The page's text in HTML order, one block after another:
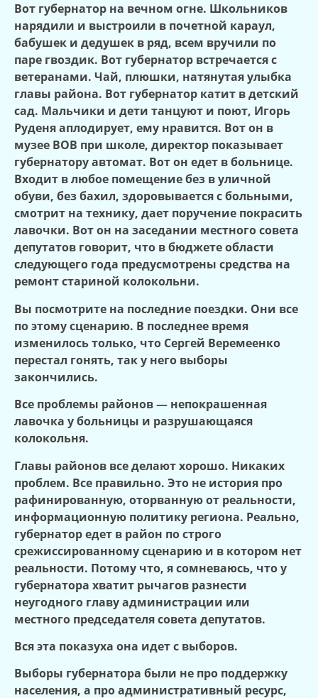
Вот губернатор на вечном огне. Школьников
нарядили и выстроили в почетной караул,
бабушек и дедушек в ряд, всем вручили по
паре гвоздик. Вот губернатор встречается с
ветеранами. Чай, плюшки, натянутая улыбка
главы района. Вот губернатор катит в детский
сад. Мальчики и дети танцуют и поют, Игорь
Руденя аплодирует, ему нравится. Вот он в
музее ВОВ при школе, директор показывает
губернатору автомат. Вот он едет в больнице.
Входит в любое помещение без в уличной
обуви, без бахил, здоровывается с больными,
смотрит на технику, дает поручение покрасить
лавочки. Вот он на заседании местного совета
депутатов говорит, что в бюджете области
следующего года предусмотрены средства на
ремонт стариной колокольни.
Вы посмотрите на последние поездки. Они все
по этому сценарию. В последнее время
изменилось только, что Сергей Веремеенко
перестал гонять, так у него выборы
закончились.
Все проблемы районов — непокрашенная
лавочка у больницы и разрушающаяся
колокольня.
Главы районов все делают хорошо. Никаких
проблем. Все правильно. Это не история про
рафинированную, оторванную от реальности,
информационную политику региона. Реально,
губернатор едет в район по строго
срежиссированному сценарию и в котором нет
реальности. Потому что, я сомневаюсь, что у
губернатора хватит рычагов разнести
неугодного главу администрации или
местного председателя совета депутатов.
Вся эта показуха она идет с выборов.
Выборы губернатора были не про поддержку
населения, а про административный ресурс,